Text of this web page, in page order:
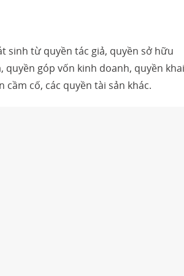
sinh từ quyền tác giả, quyền sở hữu
góp vốn kinh doanh, quyền khai
cố, các quyền tài sản khác.